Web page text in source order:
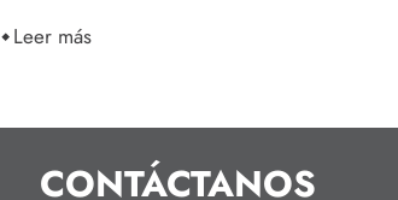
Leer más
CONTÁCTANOS